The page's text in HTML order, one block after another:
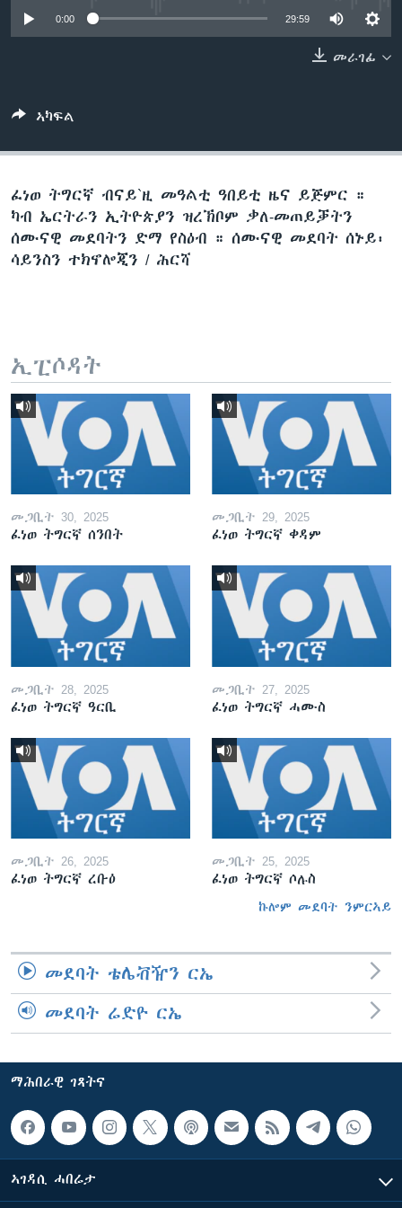
ቂሔ ጽልሚ
ቋንቋታት
0:00 29:59
መራገፊ
ኣካፍል
ፈነወ ትግርኛ ብናይ`ዚ መዓልቲ ዓበይቲ ዜና ይጅምር ።
ካብ ኤርትራን ኢትዮጵያን ዝረኽቦም ቃለ-መጠይቓትን
ሰሙናዊ መደባትን ድማ የስዕብ ። ሰሙናዊ መደባት ሰኑይ፡
ሳይንስን ተክኖሎጂን / ሕርሻ
ኢፒሶዳት
መጋቢት 30, 2025
ፈነወ ትግርኛ ሰንበት
መጋቢት 29, 2025
ፈነወ ትግርኛ ቀዳም
መጋቢት 28, 2025
ፈነወ ትግርኛ ዓርቢ
መጋቢት 27, 2025
ፈነወ ትግርኛ ሓሙስ
መጋቢት 26, 2025
ፈነወ ትግርኛ ረቡዕ
መጋቢት 25, 2025
ፈነወ ትግርኛ ሶሉስ
ኩሎም መደባት ንምርኣይ
መደባት ቴሌቭዥን ርኤ
መደባት ሬድዮ ርኤ
ማሕበራዊ ገጻትና
ኣገዳሲ ሓበሬታ